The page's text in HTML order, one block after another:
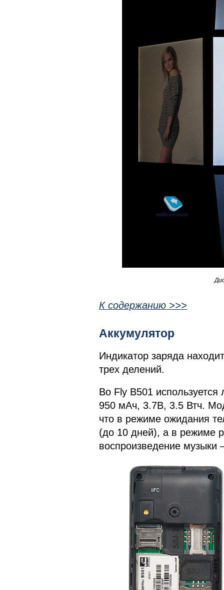
К содержанию >>>
Аккумулятор
Индикатор заряда
трех делений.
Во Fly B501
950 мАч, 3.7В, 3.5 Втч.
что в режиме ожидания
(до 10 дней), а в режиме
воспроизведение музыки